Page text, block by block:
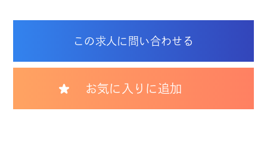
この求人に問い合わせる
お気に入りに追加